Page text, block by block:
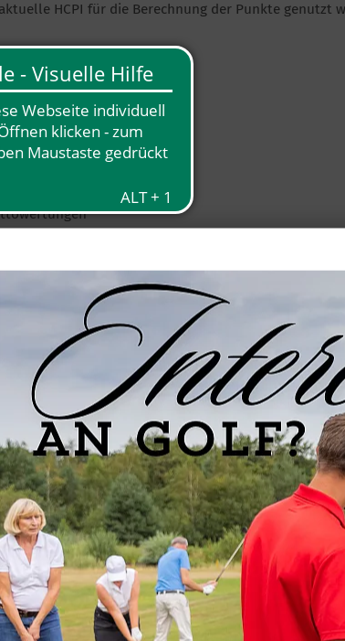
HCPI für die Berechnung der Punkte genutzt
gespielt werden
Löcher 1-18
gespielt werden
1-18
the Pin
Preise verlost
für eine der Wertungen:
Herren)
Website des DGV
dabei-sein/anmelden/
wir den GC Budersand auch als Platz auf der
noch Fragen? Dann melde Dich bei uns!